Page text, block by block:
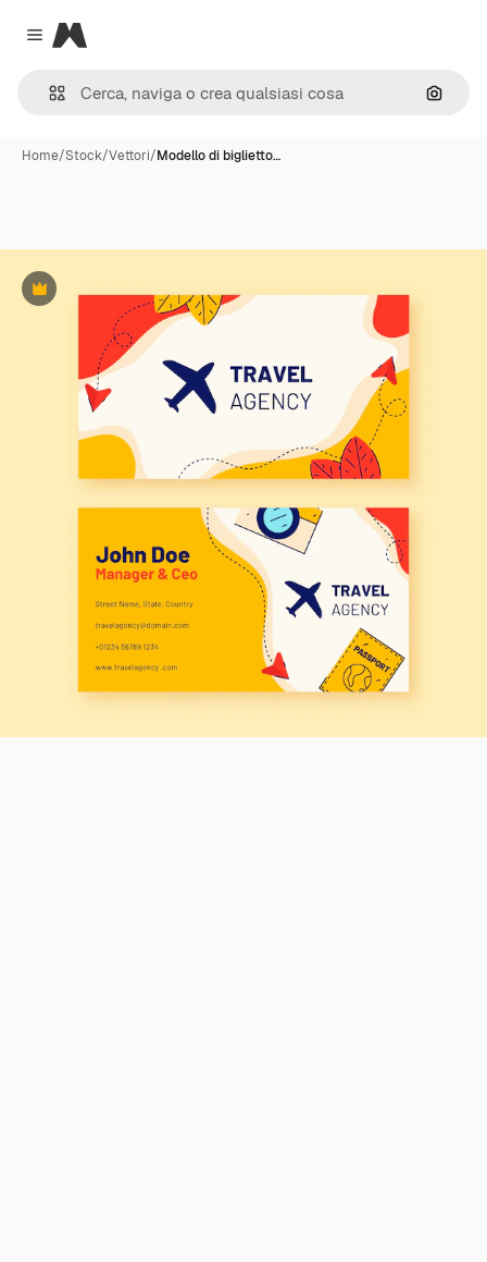
Close menu
Magnific
Cerca
Home/Stock/Vettori/Modello di biglietto…
Premium